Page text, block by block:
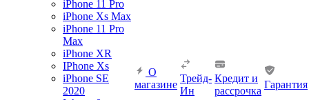
iPhone 11 Pro
iPhone Xs Max
iPhone 11 Pro
Max
iPhone XR
IPhone Xs
iPhone SE
2020
О
магазине
Трейд-
Ин
Кредит и
рассрочка
Гарантия